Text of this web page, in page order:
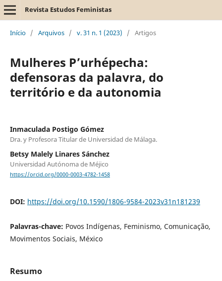
Revista Estudos Feministas
Início / Arquivos / v. 31 n. 1 (2023) / Artigos
Mulheres P’urhépecha:
defensoras da palavra, do
território e da autonomia
Inmaculada Postigo Gómez
Dra. y Profesora Titular de Universidad de Málaga.
Betsy Malely Linares Sánchez
Universidad Autónoma de Méjico
https://orcid.org/0000-0003-4782-1458
DOI: https://doi.org/10.1590/1806-9584-2023v31n181239
Palavras-chave: Povos Indígenas, Feminismo, Comunicação,
Movimentos Sociais, México
Resumo